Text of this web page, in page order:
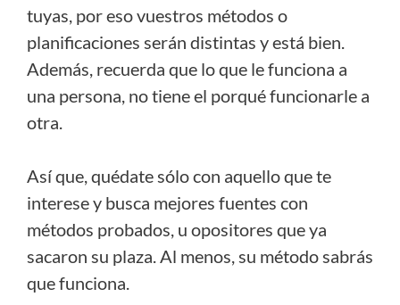
tuyas, por eso vuestros métodos o
planificaciones serán distintas y está bien.
Además, recuerda que lo que le funciona a
una persona, no tiene el porqué funcionarle a
otra.
Así que, quédate sólo con aquello que te
interese y busca mejores fuentes con
métodos probados, u opositores que ya
sacaron su plaza. Al menos, su método sabrás
que funciona.